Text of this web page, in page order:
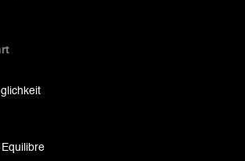
Equilibre